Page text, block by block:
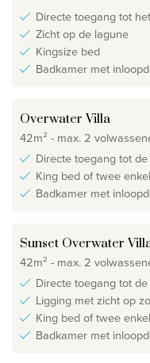
Directe toegang tot
Zicht op de lagune
Kingsize bed
Badkamer met
Overwater Villa
42m² - max. 2
Directe toegang tot
King bed of twee
Badkamer met
Sunset Overwater
42m² - max. 2
Directe toegang tot
Ligging met zicht op
King bed of twee
Badkamer met